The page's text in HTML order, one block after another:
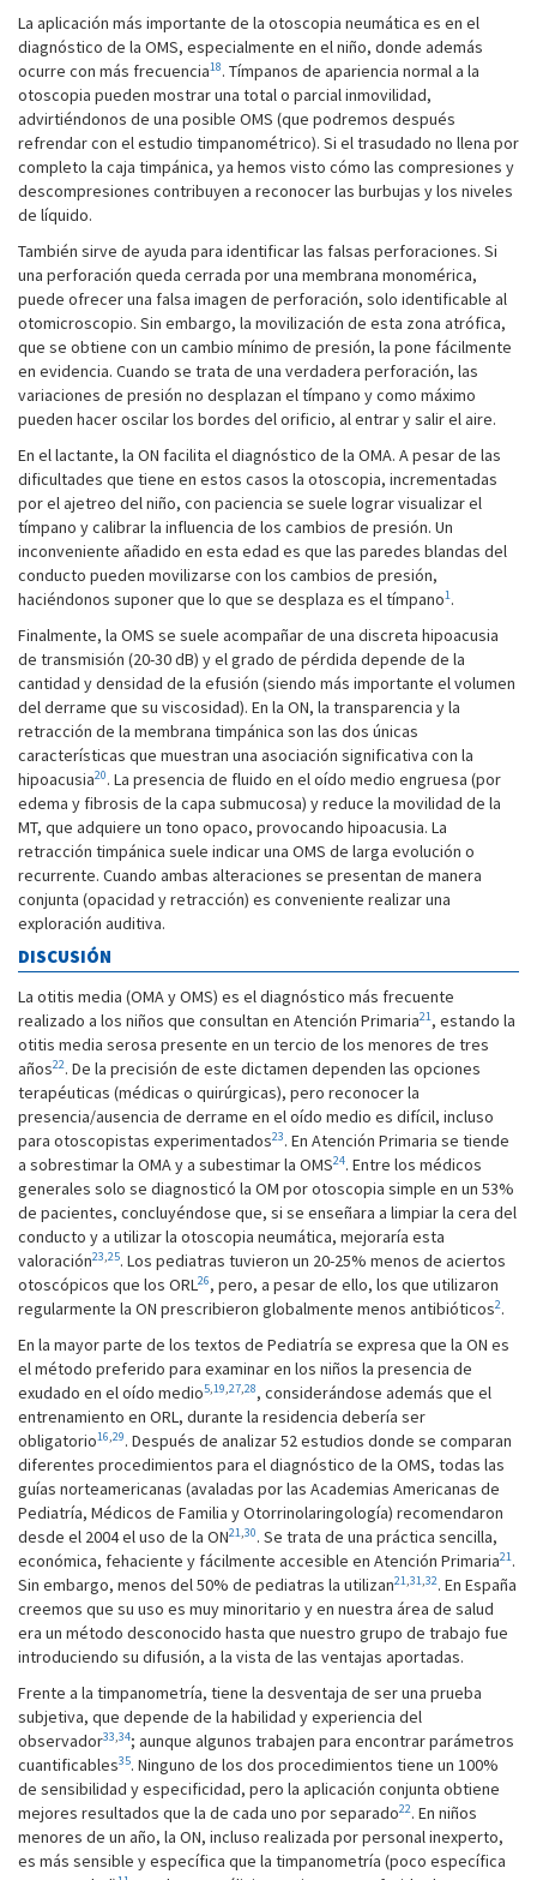
La aplicación más importante de la otoscopia neumática es en el
diagnóstico de la OMS, especialmente en el niño, donde además
ocurre con más frecuencia18. Tímpanos de apariencia normal a la
otoscopia pueden mostrar una total o parcial inmovilidad,
advirtiéndonos de una posible OMS (que podremos después
refrendar con el estudio timpanométrico). Si el trasudado no llena por
completo la caja timpánica, ya hemos visto cómo las compresiones y
descompresiones contribuyen a reconocer las burbujas y los niveles
de líquido.
También sirve de ayuda para identificar las falsas perforaciones. Si
una perforación queda cerrada por una membrana monomérica,
puede ofrecer una falsa imagen de perforación, solo identificable al
otomicroscopio. Sin embargo, la movilización de esta zona atrófica,
que se obtiene con un cambio mínimo de presión, la pone fácilmente
en evidencia. Cuando se trata de una verdadera perforación, las
variaciones de presión no desplazan el tímpano y como máximo
pueden hacer oscilar los bordes del orificio, al entrar y salir el aire.
En el lactante, la ON facilita el diagnóstico de la OMA. A pesar de las
dificultades que tiene en estos casos la otoscopia, incrementadas
por el ajetreo del niño, con paciencia se suele lograr visualizar el
tímpano y calibrar la influencia de los cambios de presión. Un
inconveniente añadido en esta edad es que las paredes blandas del
conducto pueden movilizarse con los cambios de presión,
haciéndonos suponer que lo que se desplaza es el tímpano1.
Finalmente, la OMS se suele acompañar de una discreta hipoacusia
de transmisión (20-30 dB) y el grado de pérdida depende de la
cantidad y densidad de la efusión (siendo más importante el volumen
del derrame que su viscosidad). En la ON, la transparencia y la
retracción de la membrana timpánica son las dos únicas
características que muestran una asociación significativa con la
hipoacusia20. La presencia de fluido en el oído medio engruesa (por
edema y fibrosis de la capa submucosa) y reduce la movilidad de la
MT, que adquiere un tono opaco, provocando hipoacusia. La
retracción timpánica suele indicar una OMS de larga evolución o
recurrente. Cuando ambas alteraciones se presentan de manera
conjunta (opacidad y retracción) es conveniente realizar una
exploración auditiva.
DISCUSIÓN
La otitis media (OMA y OMS) es el diagnóstico más frecuente
realizado a los niños que consultan en Atención Primaria21, estando la
otitis media serosa presente en un tercio de los menores de tres
años22. De la precisión de este dictamen dependen las opciones
terapéuticas (médicas o quirúrgicas), pero reconocer la
presencia/ausencia de derrame en el oído medio es difícil, incluso
para otoscopistas experimentados23. En Atención Primaria se tiende
a sobrestimar la OMA y a subestimar la OMS24. Entre los médicos
generales solo se diagnosticó la OM por otoscopia simple en un 53%
de pacientes, concluyéndose que, si se enseñara a limpiar la cera del
conducto y a utilizar la otoscopia neumática, mejoraría esta
valoración23,25. Los pediatras tuvieron un 20-25% menos de aciertos
otoscópicos que los ORL26, pero, a pesar de ello, los que utilizaron
regularmente la ON prescribieron globalmente menos antibióticos2.
En la mayor parte de los textos de Pediatría se expresa que la ON es
el método preferido para examinar en los niños la presencia de
exudado en el oído medio5,19,27,28, considerándose además que el
entrenamiento en ORL, durante la residencia debería ser
obligatorio16,29. Después de analizar 52 estudios donde se comparan
diferentes procedimientos para el diagnóstico de la OMS, todas las
guías norteamericanas (avaladas por las Academias Americanas de
Pediatría, Médicos de Familia y Otorrinolaringología) recomendaron
desde el 2004 el uso de la ON21,30. Se trata de una práctica sencilla,
económica, fehaciente y fácilmente accesible en Atención Primaria21.
Sin embargo, menos del 50% de pediatras la utilizan21,31,32. En España
creemos que su uso es muy minoritario y en nuestra área de salud
era un método desconocido hasta que nuestro grupo de trabajo fue
introduciendo su difusión, a la vista de las ventajas aportadas.
Frente a la timpanometría, tiene la desventaja de ser una prueba
subjetiva, que depende de la habilidad y experiencia del
observador33,34; aunque algunos trabajen para encontrar parámetros
cuantificables35. Ninguno de los dos procedimientos tiene un 100%
de sensibilidad y especificidad, pero la aplicación conjunta obtiene
mejores resultados que la de cada uno por separado22. En niños
menores de un año, la ON, incluso realizada por personal inexperto,
es más sensible y específica que la timpanometría (poco específica